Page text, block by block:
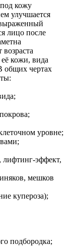
кожу
улучшается
выраженный
лицо после
кожи, вида
общих чертах
уровне;
эффект,
мешков
купероза);
подбородка;